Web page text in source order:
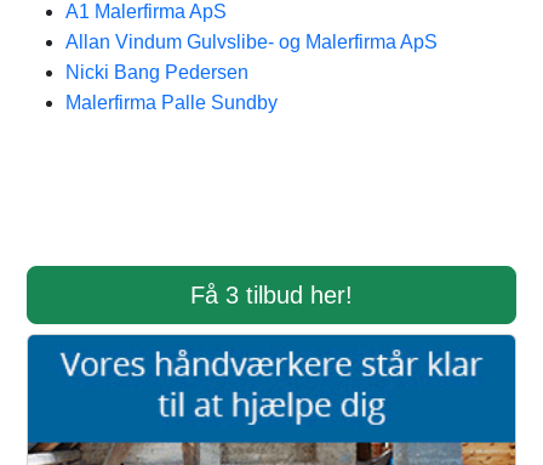
A1 Malerfirma ApS
Allan Vindum Gulvslibe- og Malerfirma ApS
Nicki Bang Pedersen
Malerfirma Palle Sundby
Få 3 tilbud her!